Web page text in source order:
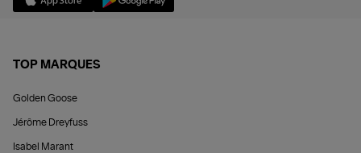
TOP MARQUES
Golden Goose
Jérôme Dreyfuss
Isabel Marant